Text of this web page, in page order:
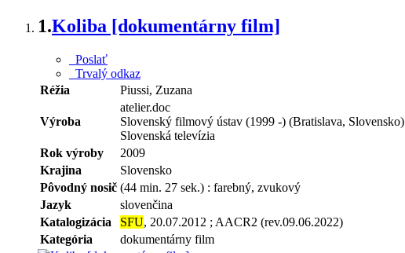
1.Koliba [dokumentárny film]
Poslať
Trvalý odkaz
Réžia
Piussi, Zuzana
Výroba
atelier.doc
Slovenský filmový ústav (1999 -) (Bratislava, Slovensko)
Slovenská televízia
Rok výroby
2009
Krajina
Slovensko
Pôvodný nosič (44 min. 27 sek.) : farebný, zvukový
Jazyk
slovenčina
Katalogizácia
SFU, 20.07.2012 ; AACR2 (rev.09.06.2022)
Kategória
dokumentárny film